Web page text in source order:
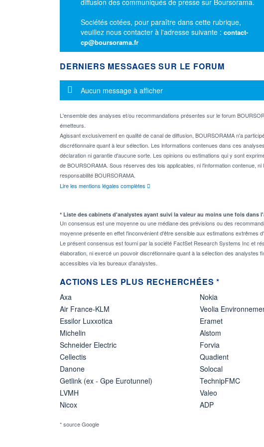
Sociétés cotées, pour paraître dans cette rubrique,
veuillez nous contacter à l'adresse suivante : contact-
cp@boursorama.fr
DERNIERS MESSAGES SUR LE FORUM
Message d'information
Aucun message à afficher
L'ensemble des analyses et/ou recommandations présentes sur le forum
émetteurs.
Agissant exclusivement en qualité de canal de diffusion, BOURSORAMA n'a
discrétionnaire quant à leur sélection. Les informations contenues dans ces
déclaration ni garantie d'aucune sorte. Les opinions ou estimations qui y sont
de BOURSORAMA. Sous réserves des lois applicables, ni l'information contenue,
responsabilité BOURSORAMA.
Lire les mentions légales complètes
* Liste des cabinets d'analystes ayant suivi la valeur au moins une fois dans
Un consensus est une moyenne ou une médiane des prévisions ou des
moyenne présente en effet l'inconvénient d'être sensible aux estimations extrêmes
Le présent consensus est fourni par la société FactSet Research Systems Inc et
élaboration, ni exercé un pouvoir discrétionnaire quant à la sélection des
accessibles via les bureaux d'analystes.
ACTIONS LES PLUS RECHERCHÉES *
Axa
Air France-KLM
Essilor Luxxotica
Michelin
Schneider Electric
Cellectis
Danone
Getlink (ex - Gpe Eurotunnel)
LVMH
Nicox
Nokia
Veolia
Eramet
Alstom
Forvia
Quadient
Solocal
TechnipFMC
Valeo
ADP
* source Google